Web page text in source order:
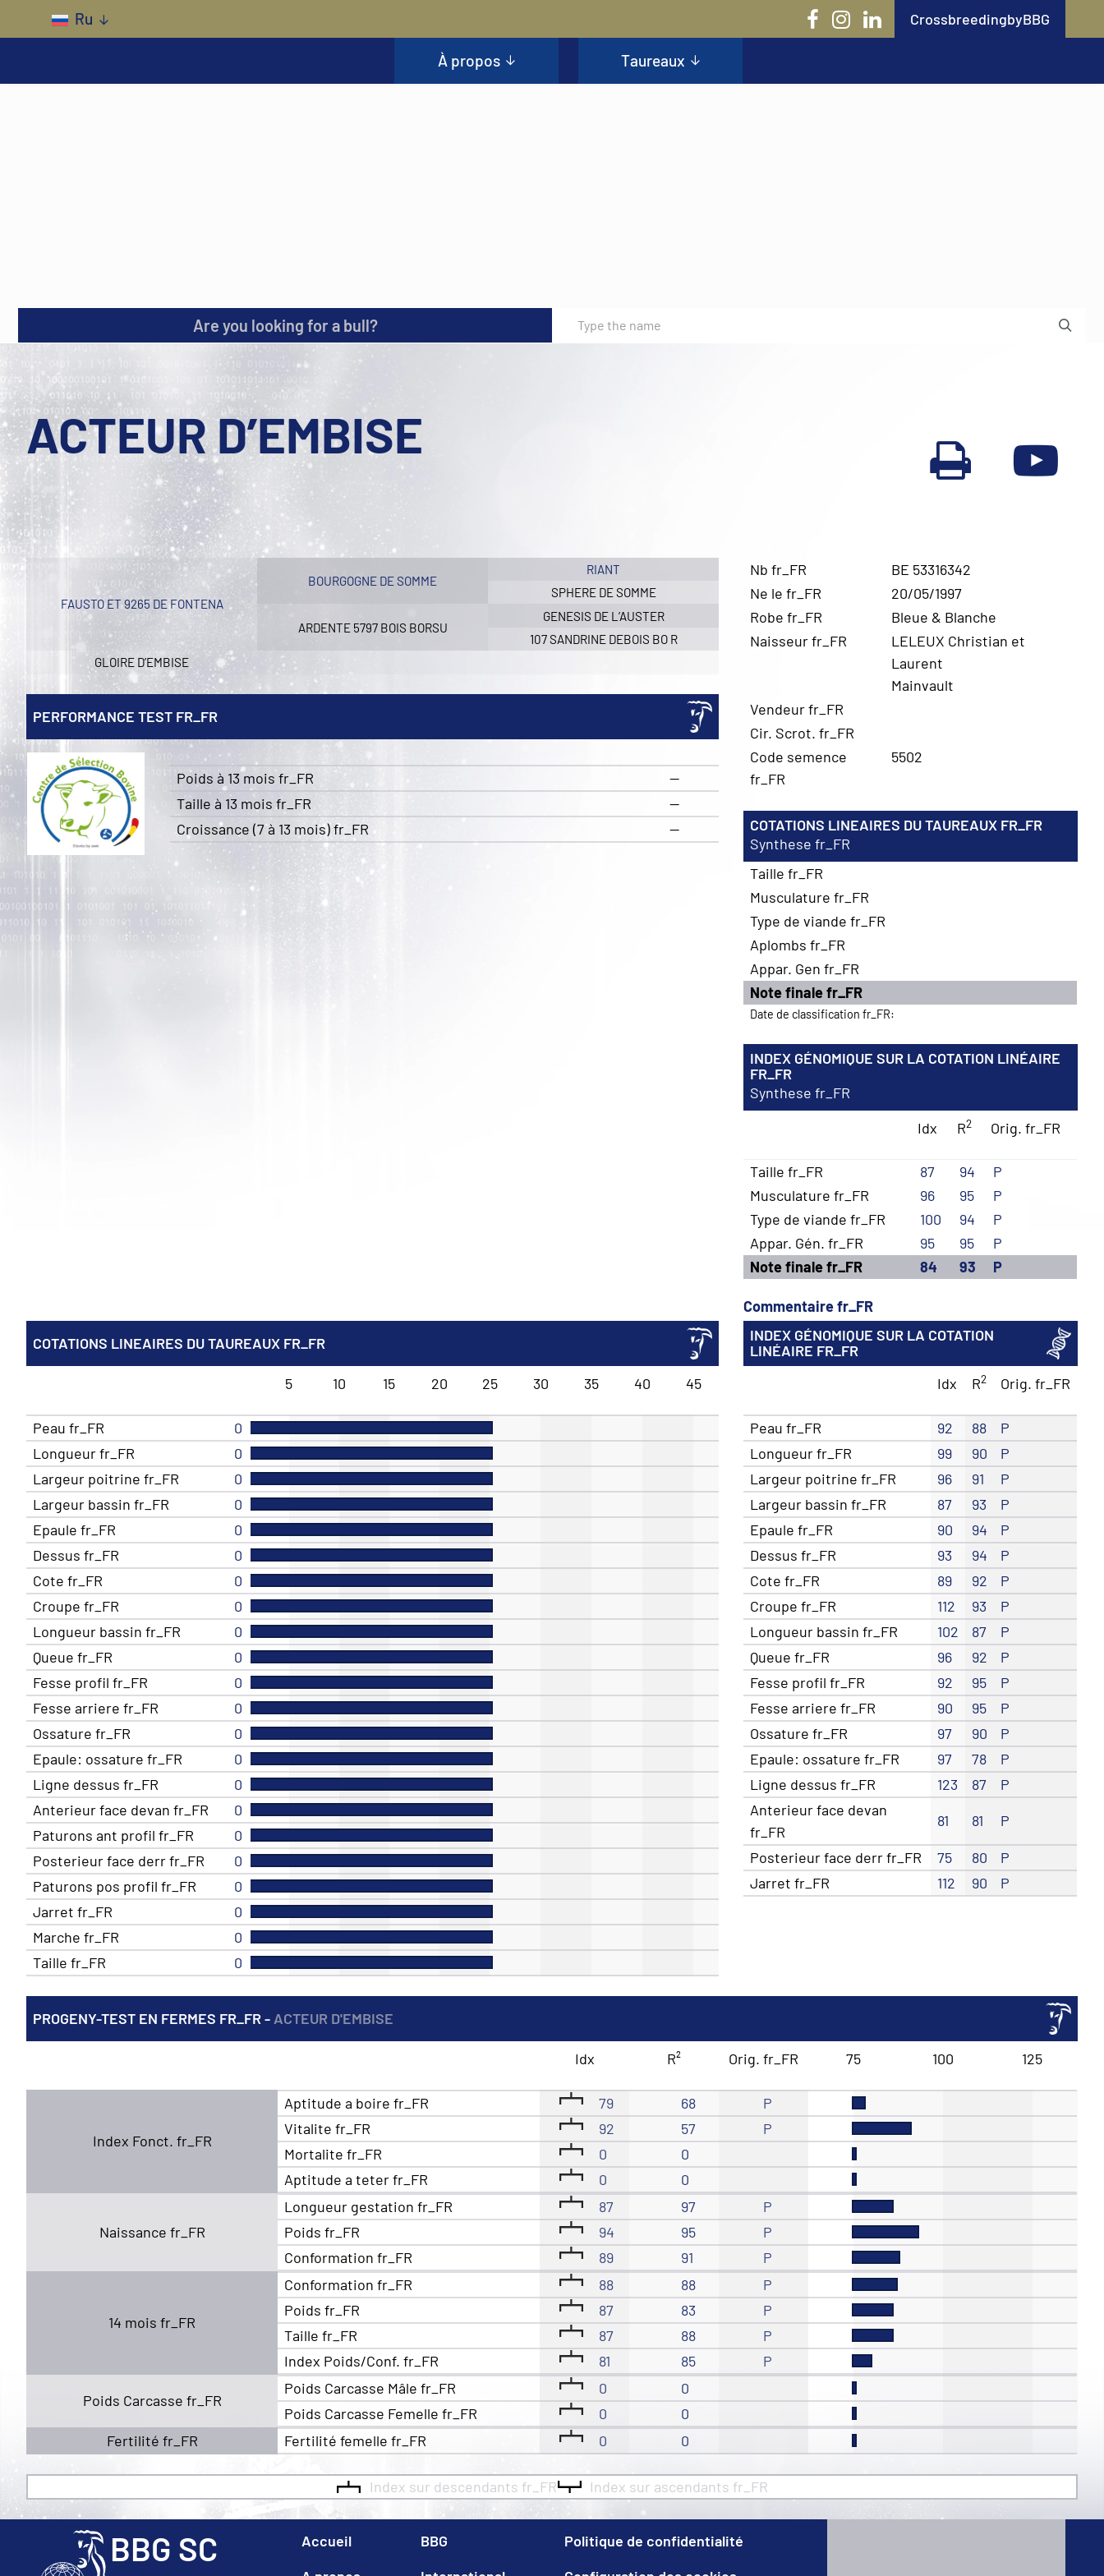
Skip to main content
Ru CrossbreedingbyBBG
À propos Taureaux
Are you looking for a bull?
ACTEUR D’EMBISE
FAUSTO ET 9265 DE FONTENA
BOURGOGNE DE SOMME
ARDENTE 5797 BOIS BORSU
RIANT
SPHERE DE SOMME
GENESIS DE L’AUSTER
107 SANDRINE DEBOIS BO R
GLOIRE D’EMBISE
PERFORMANCE TEST FR_FR
Poids à 13 mois fr_FR
—
Taille à 13 mois fr_FR
—
Croissance (7 à 13 mois) fr_FR
—
Nb fr_FR
BE 53316342
Ne le fr_FR
20/05/1997
Robe fr_FR
Bleue & Blanche
Naisseur fr_FR
LELEUX Christian et
Laurent
Mainvault
Vendeur fr_FR
Cir. Scrot. fr_FR
Code semence
fr_FR
5502
COTATIONS LINEAIRES DU TAUREAUX FR_FR
Synthese fr_FR
Taille fr_FR
Musculature fr_FR
Type de viande fr_FR
Aplombs fr_FR
Appar. Gen fr_FR
Note finale fr_FR
Date de classification fr_FR:
INDEX GÉNOMIQUE SUR LA COTATION LINÉAIRE
FR_FR
Synthese fr_FR
Idx
R2 Orig. fr_FR
Taille fr_FR 87 94
P
Musculature fr_FR
96 95
P
Type de viande fr_FR
100 94
P
Appar. Gén. fr_FR
95 95
P
Note finale fr_FR
84 93 P
Commentaire fr_FR
COTATIONS LINEAIRES DU TAUREAUX FR_FR
5 10 15 20 25 30 35 40 45
Peau fr_FR
0
Longueur fr_FR
0
Largeur poitrine fr_FR
0
Largeur bassin fr_FR
0
Epaule fr_FR
0
Dessus fr_FR
0
Cote fr_FR
0
Croupe fr_FR
0
Longueur bassin fr_FR
0
Queue fr_FR
0
Fesse profil fr_FR
0
Fesse arriere fr_FR
0
Ossature fr_FR
0
Epaule: ossature fr_FR
0
Ligne dessus fr_FR
0
Anterieur face devan fr_FR
0
Paturons ant profil fr_FR
0
Posterieur face derr fr_FR
0
Paturons pos profil fr_FR
0
Jarret fr_FR
0
Marche fr_FR
0
Taille fr_FR
0
INDEX GÉNOMIQUE SUR LA COTATION
LINÉAIRE FR_FR
Idx
R2 Orig. fr_FR
Peau fr_FR 92 88
P
Longueur fr_FR
99 90
P
Largeur poitrine fr_FR
96 91
P
Largeur bassin fr_FR
87 93
P
Epaule fr_FR
90 94
P
Dessus fr_FR
93 94
P
Cote fr_FR
89 92
P
Croupe fr_FR
112 93
P
Longueur bassin fr_FR
102 87
P
Queue fr_FR
96 92
P
Fesse profil fr_FR
92 95
P
Fesse arriere fr_FR
90 95
P
Ossature fr_FR
97 90
P
Epaule: ossature fr_FR
97 78
P
Ligne dessus fr_FR
123 87
P
Anterieur face devan
fr_FR
81 81 P
Posterieur face derr fr_FR 75 80
P
Jarret fr_FR
112 90 P
PROGENY-TEST EN FERMES FR_FR - ACTEUR D'EMBISE
Idx R² Orig. fr_FR 75 100 125
Index Fonct. fr_FR
Aptitude a boire fr_FR 79 68
P
Vitalite fr_FR
92 57
P
Mortalite fr_FR
0
0
Aptitude a teter fr_FR
0 0
Naissance fr_FR
Longueur gestation fr_FR 87 97
P
Poids fr_FR
94 95
P
Conformation fr_FR
89 91 P
14 mois fr_FR
Conformation fr_FR 88 88
P
Poids fr_FR
87 83
P
Taille fr_FR
87 88
P
Index Poids/Conf. fr_FR
81 85 P
Poids Carcasse fr_FR
Poids Carcasse Mâle fr_FR 0
0
Poids Carcasse Femelle fr_FR
0
0
Fertilité fr_FR
Fertilité femelle fr_FR 0 0
Index sur descendants fr_FR Index sur ascendants fr_FR
BBG SC
Accueil
BBG
Politique de confidentialité